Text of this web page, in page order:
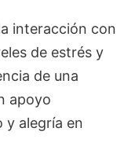
interacción con
de estrés y
de una
apoyo
y alegría en